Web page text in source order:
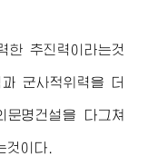
한 추진력이라는것
군사적위력을 더
명건설을 다그쳐
이다.